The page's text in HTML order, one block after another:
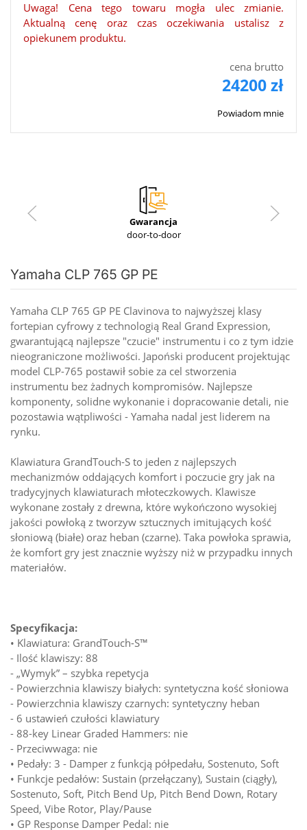
Uwaga! Cena tego towaru mogła ulec zmianie.
Aktualną cenę oraz czas oczekiwania ustalisz z
opiekunem produktu.
cena brutto
24200 zł
Powiadom mnie
Gwarancja
door-to-door
Yamaha CLP 765 GP PE
Yamaha CLP 765 GP PE Clavinova to najwyższej klasy
fortepian cyfrowy z technologią Real Grand Expression,
gwarantującą najlepsze "czucie" instrumentu i co z tym idzie
nieograniczone możliwości. Japoński producent projektując
model CLP-765 postawił sobie za cel stworzenia
instrumentu bez żadnych kompromisów. Najlepsze
komponenty, solidne wykonanie i dopracowanie detali, nie
pozostawia wątpliwości - Yamaha nadal jest liderem na
rynku.
Klawiatura GrandTouch-S to jeden z najlepszych
mechanizmów oddających komfort i poczucie gry jak na
tradycyjnych klawiaturach młoteczkowych. Klawisze
wykonane zostały z drewna, które wykończono wysokiej
jakości powłoką z tworzyw sztucznych imitujących kość
słoniową (białe) oraz heban (czarne). Taka powłoka sprawia,
że komfort gry jest znacznie wyższy niż w przypadku innych
materiałów.
Specyfikacja:
• Klawiatura: GrandTouch-S™
- Ilość klawiszy: 88
- „Wymyk” – szybka repetycja
- Powierzchnia klawiszy białych: syntetyczna kość słoniowa
- Powierzchnia klawiszy czarnych: syntetyczny heban
- 6 ustawień czułości klawiatury
- 88-key Linear Graded Hammers: nie
- Przeciwwaga: nie
• Pedały: 3 - Damper z funkcją półpedału, Sostenuto, Soft
• Funkcje pedałów: Sustain (przełączany), Sustain (ciągły),
Sostenuto, Soft, Pitch Bend Up, Pitch Bend Down, Rotary
Speed, Vibe Rotor, Play/Pause
• GP Response Damper Pedal: nie